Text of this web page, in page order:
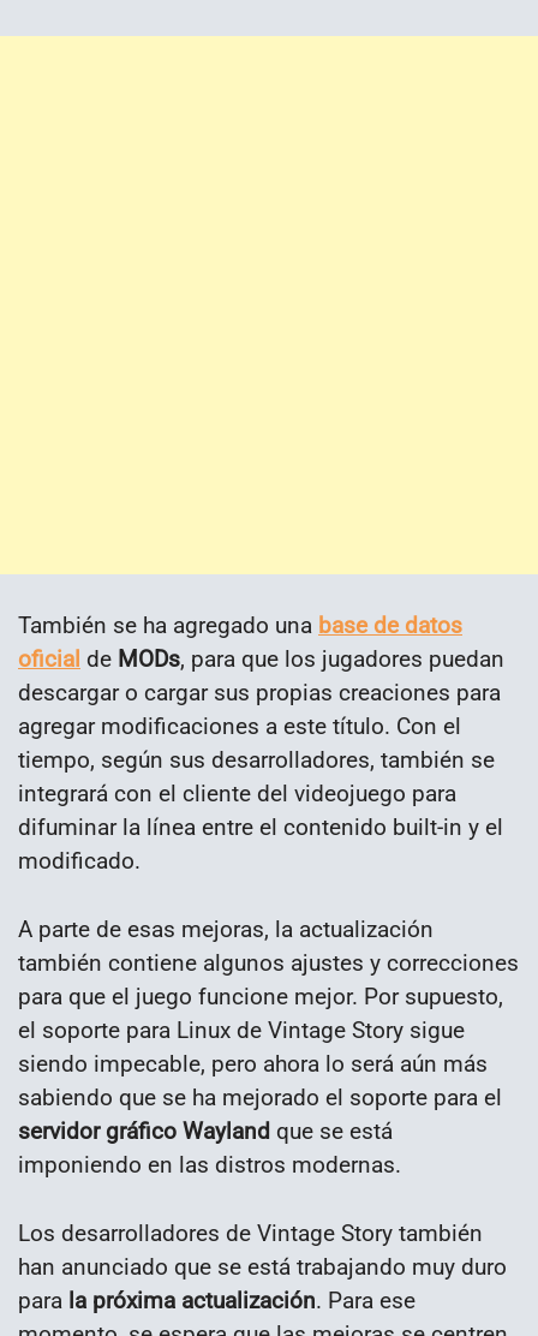
También se ha agregado una base de datos
oficial de MODs, para que los jugadores puedan
descargar o cargar sus propias creaciones para
agregar modificaciones a este título. Con el
tiempo, según sus desarrolladores, también se
integrará con el cliente del videojuego para
difuminar la línea entre el contenido built-in y el
modificado.
A parte de esas mejoras, la actualización
también contiene algunos ajustes y correcciones
para que el juego funcione mejor. Por supuesto,
el soporte para Linux de Vintage Story sigue
siendo impecable, pero ahora lo será aún más
sabiendo que se ha mejorado el soporte para el
servidor gráfico Wayland que se está
imponiendo en las distros modernas.
Los desarrolladores de Vintage Story también
han anunciado que se está trabajando muy duro
para la próxima actualización. Para ese